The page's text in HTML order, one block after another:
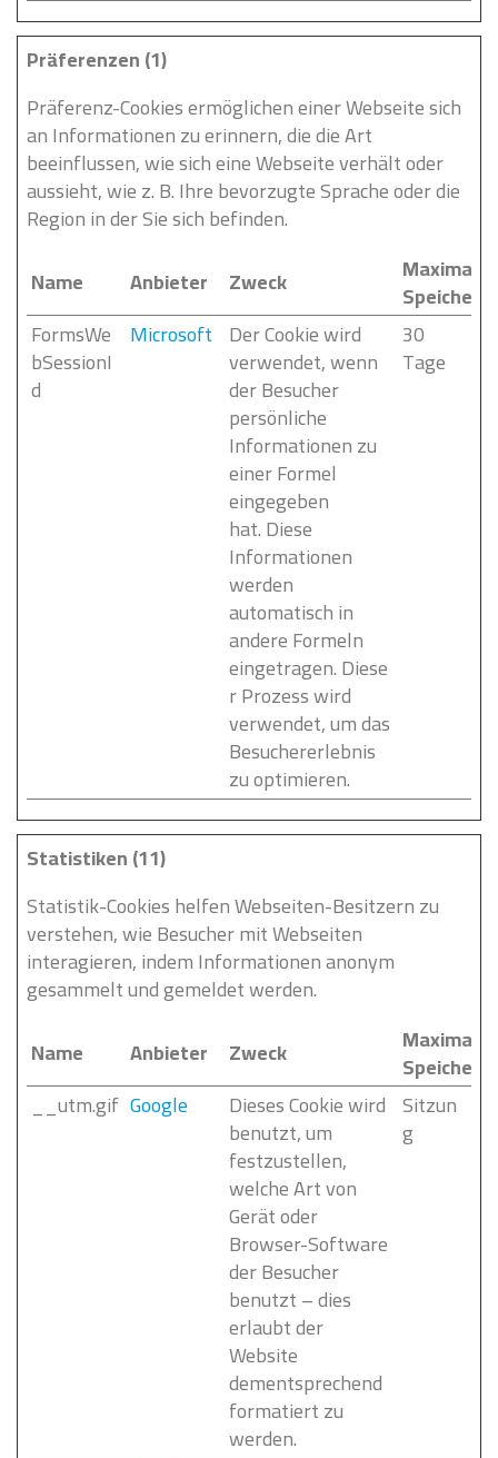
Präferenzen (1)
Präferenz-Cookies ermöglichen einer Webseite sich
an Informationen zu erinnern, die die Art
beeinflussen, wie sich eine Webseite verhält oder
aussieht, wie z. B. Ihre bevorzugte Sprache oder die
Region in der Sie sich befinden.
Name
Anbieter Zweck Maximale
FormsWe
bSessionI
d
Microsoft Der Cookie wird
verwendet, wenn
der Besucher
persönliche
Informationen zu
einer Formel
eingegeben
hat. Diese
Informationen
werden
automatisch in
andere Formeln
eingetragen. Diese
r Prozess wird
verwendet, um das
Besuchererlebnis
zu optimieren.
30
Tage
Statistiken (11)
Statistik-Cookies helfen Webseiten-Besitzern zu
verstehen, wie Besucher mit Webseiten
interagieren, indem Informationen anonym
gesammelt und gemeldet werden.
Name
Anbieter Zweck Maximale
__utm.gif Google Dieses Cookie wird
benutzt, um
festzustellen,
welche Art von
Gerät oder
Browser-Software
der Besucher
benutzt – dies
erlaubt der
Website
dementsprechend
formatiert zu
werden.
Sitzun
g